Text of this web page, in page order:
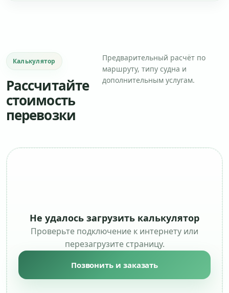
Калькулятор
Рассчитайте
стоимость
перевозки
Предварительный расчёт по
маршруту, типу судна и
дополнительным услугам.
Не удалось загрузить калькулятор
Проверьте подключение к интернету или
перезагрузите страницу.
Позвонить и заказать